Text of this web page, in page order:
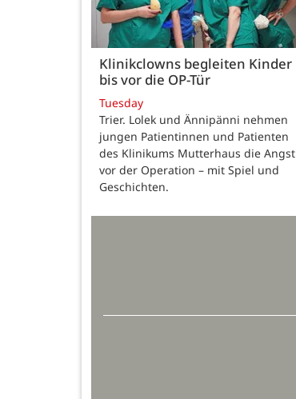
Klinikclowns begleiten Kinder
bis vor die OP-Tür
Tuesday
Trier. Lolek und Ännipänni nehmen
jungen Patientinnen und Patienten
des Klinikums Mutterhaus die Angst
vor der Operation – mit Spiel und
Geschichten.